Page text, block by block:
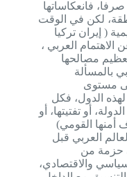
فانعكاساتها
لكن في الوقت
( إيران تركيا
الاهتمام العربي ،
مصالحها
بالمسألة
مستوى
لهذه الدول، فكل
أو تفتيتها، أو
أمنها القومي)
العربي قبل
حزمة من
والاقتصادي،